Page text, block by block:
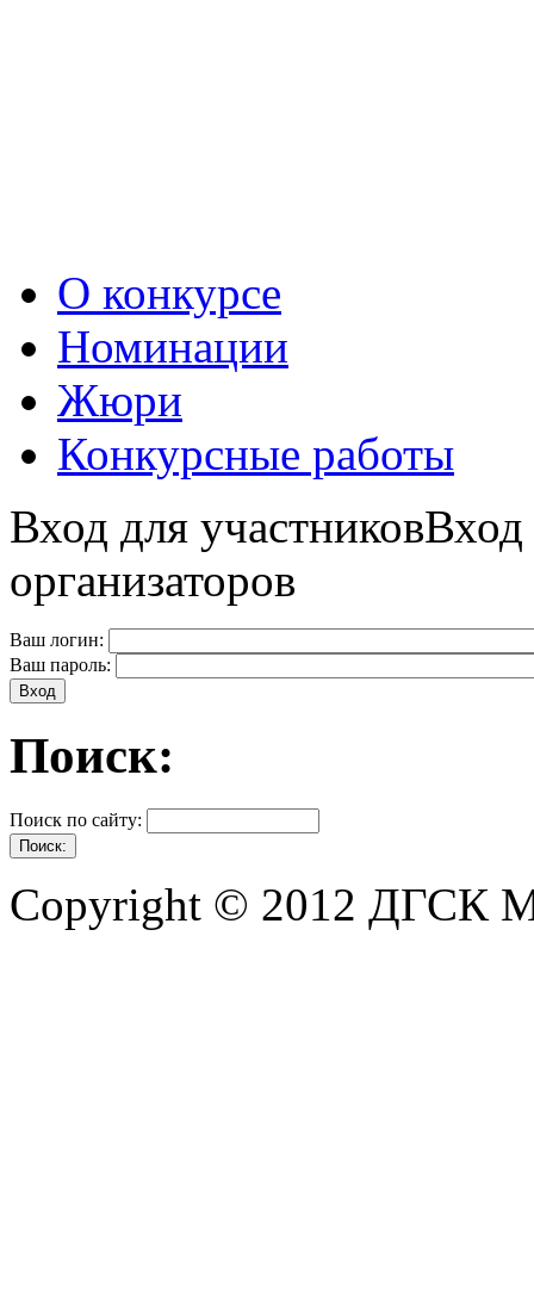
О конкурсе
Номинации
Жюри
Конкурсные работы
Вход для участников
организаторов
Ваш логин:
Ваш пароль:
Поиск:
Поиск по сайту:
Copyright © 2012 ДГСК